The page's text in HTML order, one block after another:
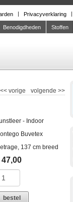
Privacyverklaring
Benodigdheden Stoffen
volgende >>
<<vorige
- Indoor
Buvetex
137 cm breed
47,00
bestel